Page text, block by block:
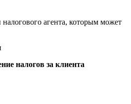
налогового агента, которым может
налогов за клиента